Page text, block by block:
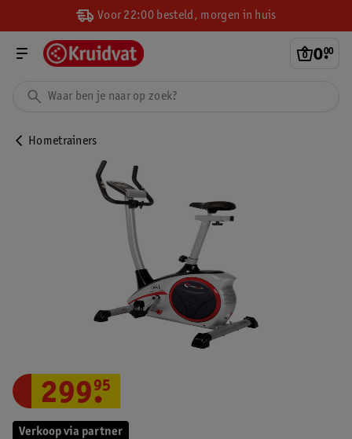
Voor 22:00 besteld, morgen in huis
0.
00
Hometrainers
Verkoop via partner
299.
95